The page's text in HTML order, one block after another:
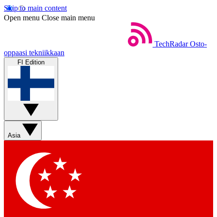
Skip to main content
Open menu Close main menu
TechRadar Osto-
oppaasi tekniikkaan
FI Edition
Asia